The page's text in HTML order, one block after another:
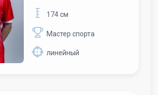
174 см
Мастер спорта
линейный